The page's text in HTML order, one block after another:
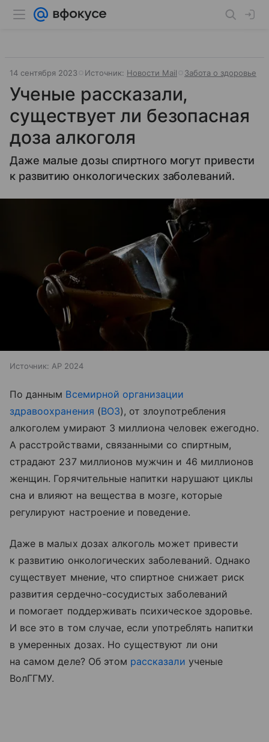
14 сентября 2023 Источник: Новости Mail Забота о здоровье
Ученые рассказали,
существует ли безопасная
доза алкоголя
Даже малые дозы спиртного могут привести
к развитию онкологических заболеваний.
Источник: AP 2024
По данным Всемирной организации
здравоохранения (ВОЗ), от злоупотребления
алкоголем умирают 3 миллиона человек ежегодно.
А расстройствами, связанными со спиртным,
страдают 237 миллионов мужчин и 46 миллионов
женщин. Горячительные напитки нарушают циклы
сна и влияют на вещества в мозге, которые
регулируют настроение и поведение.
Даже в малых дозах алкоголь может привести
к развитию онкологических заболеваний. Однако
существует мнение, что спиртное снижает риск
развития сердечно-сосудистых заболеваний
и помогает поддерживать психическое здоровье.
И все это в том случае, если употреблять напитки
в умеренных дозах. Но существуют ли они
на самом деле? Об этом рассказали ученые
ВолГГМУ.